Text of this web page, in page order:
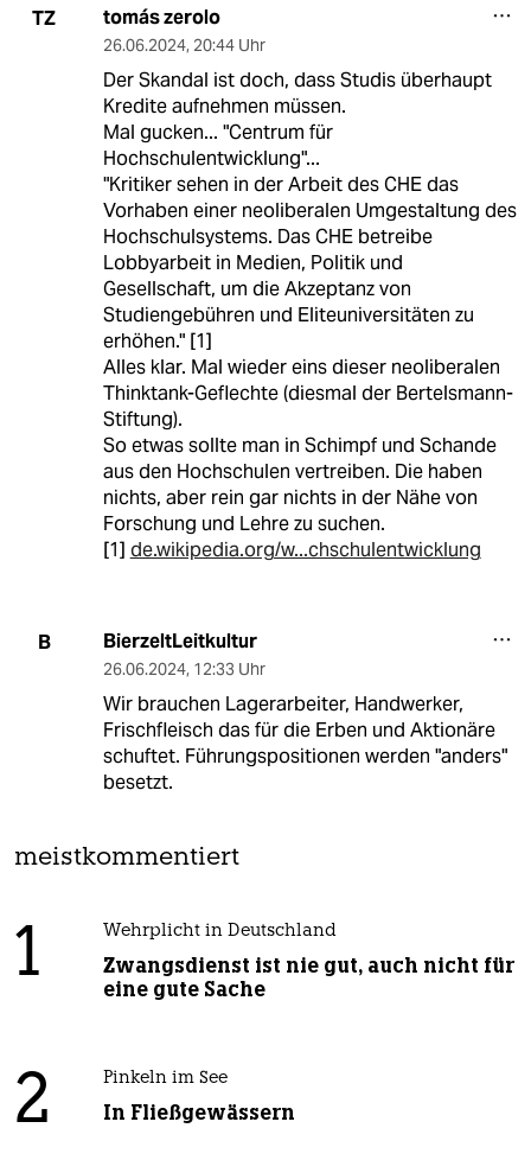
TZ tomás zerolo
26.06.2024, 20:44 Uhr
Der Skandal ist doch, dass Studis überhaupt
Kredite aufnehmen müssen.
Mal gucken... "Centrum für
Hochschulentwicklung"...
"Kritiker sehen in der Arbeit des CHE das
Vorhaben einer neoliberalen Umgestaltung des
Hochschulsystems. Das CHE betreibe
Lobbyarbeit in Medien, Politik und
Gesellschaft, um die Akzeptanz von
Studiengebühren und Eliteuniversitäten zu
erhöhen." [1]
Alles klar. Mal wieder eins dieser neoliberalen
Thinktank-Geflechte (diesmal der Bertelsmann-
Stiftung).
So etwas sollte man in Schimpf und Schande
aus den Hochschulen vertreiben. Die haben
nichts, aber rein gar nichts in der Nähe von
Forschung und Lehre zu suchen.
[1] de.wikipedia.org/w...chschulentwicklung
B BierzeltLeitkultur
26.06.2024, 12:33 Uhr
Wir brauchen Lagerarbeiter, Handwerker,
Frischfleisch das für die Erben und Aktionäre
schuftet. Führungspositionen werden "anders"
besetzt.
meistkommentiert
1 Wehrplicht in Deutschland
Zwangsdienst ist nie gut, auch nicht für
eine gute Sache
2 Pinkeln im See
In Fließgewässern